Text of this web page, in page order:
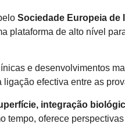
Sociedade Europeia de
plataforma de alto nível
e desenvolvimentos
ligação efectiva entre as
integração
tempo, oferece